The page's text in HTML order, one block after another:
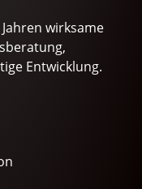
wirksame
Entwicklung.